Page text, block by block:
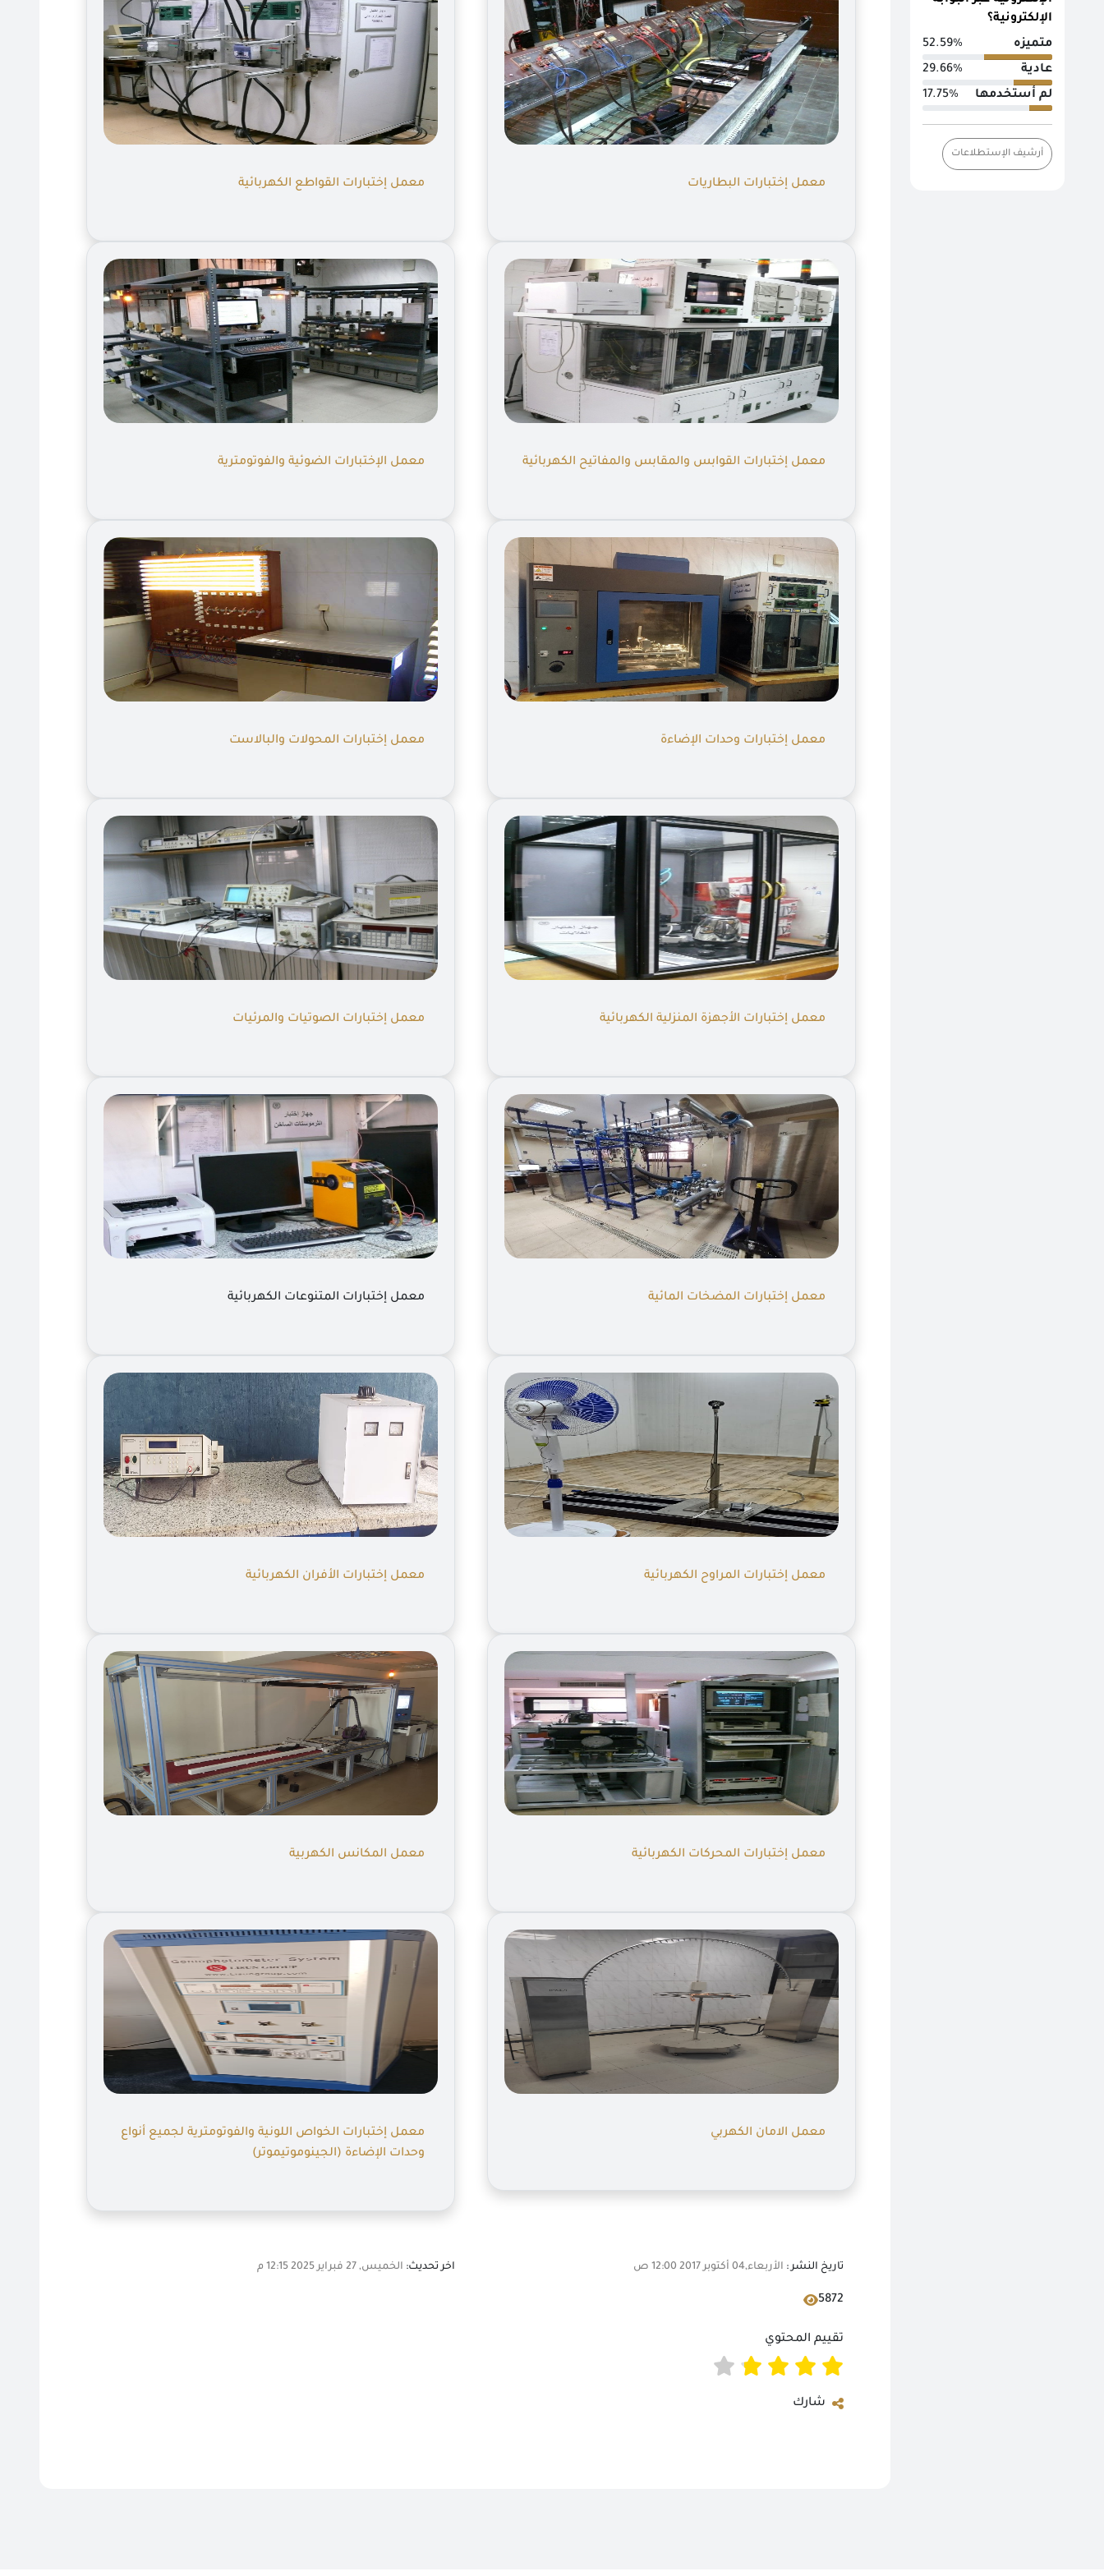
الإلكترونية؟
متميزه
52.59%
عادية
29.66%
لم أستخدمها
17.75%
أرشيف الإستطلاعات
معمل إختبارات البطاريات معمل إختبارات القواطع الكهربائية
معمل إختبارات القوابس والمقابس والمفاتيح الكهربائية معمل الإختبارات الضوئية والفوتومترية
معمل إختبارات وحدات الإضاءة معمل إختبارات المحولات والبالاست
معمل إختبارات الأجهزة المنزلية الكهربائية معمل إختبارات الصوتيات والمرئيات
معمل إختبارات المضخات المائية معمل إختبارات المتنوعات الكهربائية
معمل إختبارات المراوح الكهربائية معمل إختبارات الأفران الكهربائية
معمل إختبارات المحركات الكهربائية معمل المكانس الكهربية
معمل الامان الكهربي
معمل إختبارات الخواص اللونية والفوتومترية لجميع أنواع
وحدات الإضاءة (الجينوموتيموتر)
تاريخ النشر : الأربعاء,04 أكتوبر 2017 12:00 ص اخر تحديث: الخميس, 27 فبراير 2025 12:15 م
5872
تقييم المحتوي
شارك